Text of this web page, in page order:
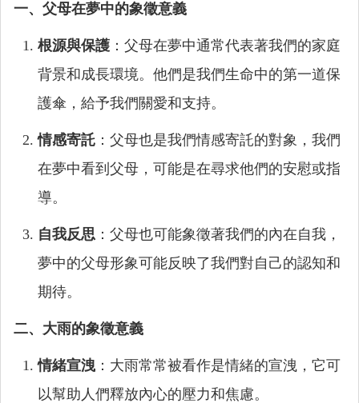
一、父母在夢中的象徵意義
根源與保護 ：父母在夢中通常代表著我們的家庭
背景和成長環境。他們是我們生命中的第一道保
護傘，給予我們關愛和支持。
情感寄託 ：父母也是我們情感寄託的對象，我們
在夢中看到父母，可能是在尋求他們的安慰或指
導。
自我反思 ：父母也可能象徵著我們的內在自我，
夢中的父母形象可能反映了我們對自己的認知和
期待。
二、大雨的象徵意義
情緒宣洩 ：大雨常常被看作是情緒的宣洩，它可
以幫助人們釋放內心的壓力和焦慮。